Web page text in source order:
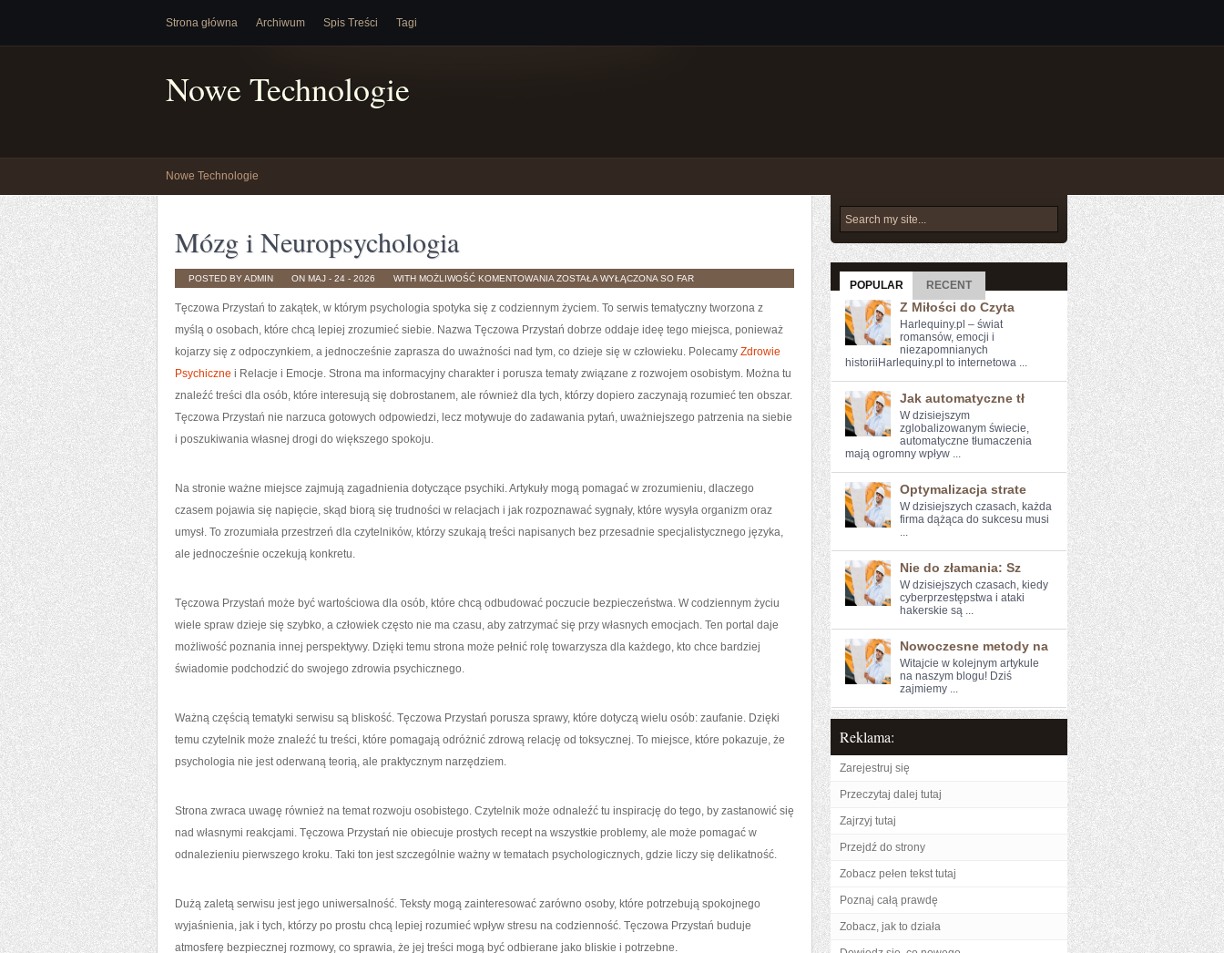
Strona główna Archiwum Spis Treści Tagi
Nowe Technologie
Nowe Technologie
Mózg i Neuropsychologia
POSTED BY ADMIN ON MAJ - 24 - 2026 WITH MOŻLIWOŚĆ KOMENTOWANIA MÓZG
I
ZOSTAŁA WYŁĄCZONA SO FAR
Tęczowa Przystań to zakątek, w którym psychologia spotyka się z codziennym życiem. To serwis tematyczny tworzona z
myślą o osobach, które chcą lepiej zrozumieć siebie. Nazwa Tęczowa Przystań dobrze oddaje ideę tego miejsca, ponieważ
kojarzy się z odpoczynkiem, a jednocześnie zaprasza do uważności nad tym, co dzieje się w człowieku. Polecamy Zdrowie
Psychiczne i Relacje i Emocje. Strona ma informacyjny charakter i porusza tematy związane z rozwojem osobistym. Można tu
znaleźć treści dla osób, które interesują się dobrostanem, ale również dla tych, którzy dopiero zaczynają rozumieć ten obszar.
Tęczowa Przystań nie narzuca gotowych odpowiedzi, lecz motywuje do zadawania pytań, uważniejszego patrzenia na siebie
i poszukiwania własnej drogi do większego spokoju.
Na stronie ważne miejsce zajmują zagadnienia dotyczące psychiki. Artykuły mogą pomagać w zrozumieniu, dlaczego
czasem pojawia się napięcie, skąd biorą się trudności w relacjach i jak rozpoznawać sygnały, które wysyła organizm oraz
umysł. To zrozumiała przestrzeń dla czytelników, którzy szukają treści napisanych bez przesadnie specjalistycznego języka,
ale jednocześnie oczekują konkretu.
Tęczowa Przystań może być wartościowa dla osób, które chcą odbudować poczucie bezpieczeństwa. W codziennym życiu
wiele spraw dzieje się szybko, a człowiek często nie ma czasu, aby zatrzymać się przy własnych emocjach. Ten portal daje
możliwość poznania innej perspektywy. Dzięki temu strona może pełnić rolę towarzysza dla każdego, kto chce bardziej
świadomie podchodzić do swojego zdrowia psychicznego.
Ważną częścią tematyki serwisu są bliskość. Tęczowa Przystań porusza sprawy, które dotyczą wielu osób: zaufanie. Dzięki
temu czytelnik może znaleźć tu treści, które pomagają odróżnić zdrową relację od toksycznej. To miejsce, które pokazuje, że
psychologia nie jest oderwaną teorią, ale praktycznym narzędziem.
Strona zwraca uwagę również na temat rozwoju osobistego. Czytelnik może odnaleźć tu inspirację do tego, by zastanowić się
nad własnymi reakcjami. Tęczowa Przystań nie obiecuje prostych recept na wszystkie problemy, ale może pomagać w
odnalezieniu pierwszego kroku. Taki ton jest szczególnie ważny w tematach psychologicznych, gdzie liczy się delikatność.
Dużą zaletą serwisu jest jego uniwersalność. Teksty mogą zainteresować zarówno osoby, które potrzebują spokojnego
wyjaśnienia, jak i tych, którzy po prostu chcą lepiej rozumieć wpływ stresu na codzienność. Tęczowa Przystań buduje
atmosferę bezpiecznej rozmowy, co sprawia, że jej treści mogą być odbierane jako bliskie i potrzebne.
POPULAR RECENT
Z Miłości do Czyta
Harlequiny.pl – świat
romansów, emocji i
niezapomnianych
historiiHarlequiny.pl to internetowa ...
Jak automatyczne tł
W‌ dzisiejszym
zglobalizowanym​ świecie,
⁣automatyczne ⁣tłumaczenia
mają ogromny wpływ ...
Optymalizacja strate
W dzisiejszych czasach, każda
firma dążąca do sukcesu musi
...
Nie do złamania: Sz
W ‍dzisiejszych czasach, kiedy
cyberprzestępstwa i ‌ataki
hakerskie są ...
Nowoczesne metody na
Witajcie w kolejnym artykule⁤
na naszym blogu! Dziś
zajmiemy ...
Reklama:
Zarejestruj się
Przeczytaj dalej tutaj
Zajrzyj tutaj
Przejdź do strony
Zobacz pełen tekst tutaj
Poznaj całą prawdę
Zobacz, jak to działa